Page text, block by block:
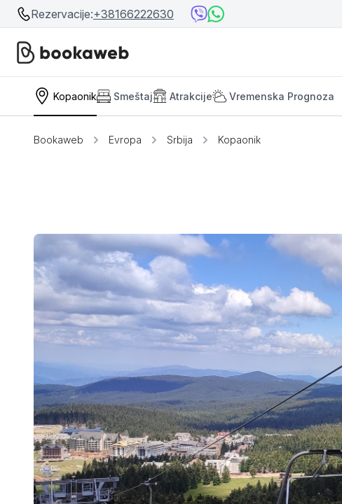
Rezervacije:+38166222630
Srbija
Srbija
Prolom Banja
Užice
Smederevo
Čačak Uvac
Pančevo Novi
Vranje
Paraćin Bor
Kikinda
Kopaonik Smeštaj Atrakcije Vremenska Prognoza
Bookaweb Evropa Srbija Kopaonik